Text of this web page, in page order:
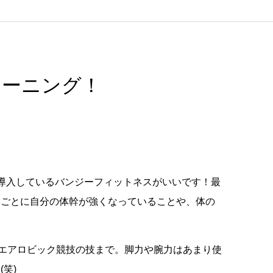
ニング！
しているバンジーフィットネスがいいです！最
とに自分の体幹が強くなっていることや、体の
アロビック競技の技まで。脚力や腕力はあまり使
笑)